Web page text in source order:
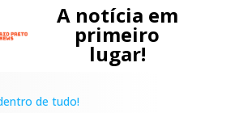
A notícia em
primeiro
lugar!
de tudo!